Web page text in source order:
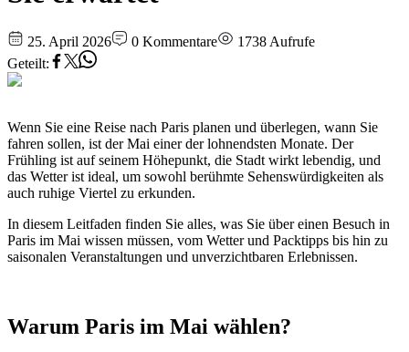
25. April 2026 0 Kommentare 1738 Aufrufe
Geteilt:
Wenn Sie eine Reise nach Paris planen und überlegen, wann Sie
fahren sollen, ist der Mai einer der lohnendsten Monate. Der
Frühling ist auf seinem Höhepunkt, die Stadt wirkt lebendig, und
das Wetter ist ideal, um sowohl berühmte Sehenswürdigkeiten als
auch ruhige Viertel zu erkunden.
In diesem Leitfaden finden Sie alles, was Sie über einen Besuch in
Paris im Mai wissen müssen, vom Wetter und Packtipps bis hin zu
saisonalen Veranstaltungen und unverzichtbaren Erlebnissen.
Warum Paris im Mai wählen?